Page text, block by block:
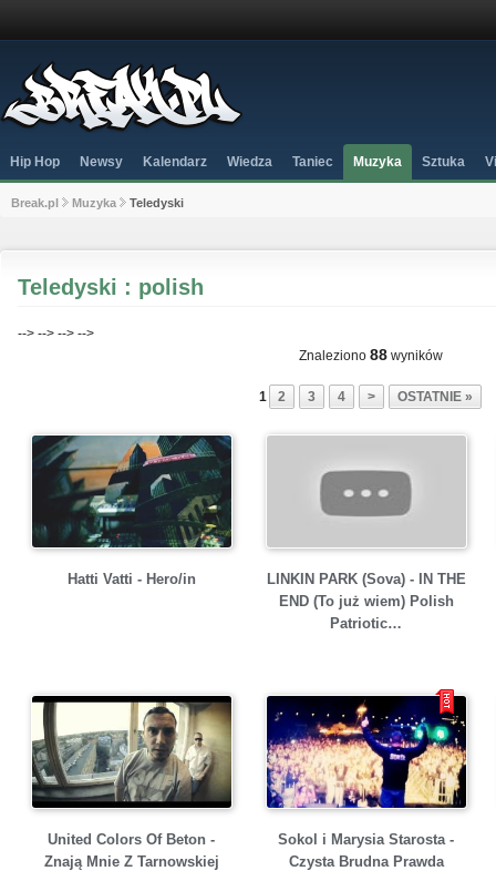
Hip Hop Newsy Kalendarz Wiedza Taniec Muzyka Sztuka
Break.pl Muzyka Teledyski
Teledyski : polish
--> --> --> -->
Znaleziono 88 wyników
1 2 3 4 > OSTATNIE »
Hatti Vatti - Hero/in
LINKIN PARK (Sova) - IN THE
END (To już wiem) Polish
Patriotic…
United Colors Of Beton -
Znają Mnie Z Tarnowskiej
Sokol i Marysia Starosta -
Czysta Brudna Prawda